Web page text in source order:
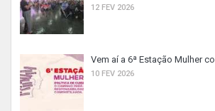
12 FEV 2026
Vem aí a 6ª Estação Mulher
10 FEV 2026